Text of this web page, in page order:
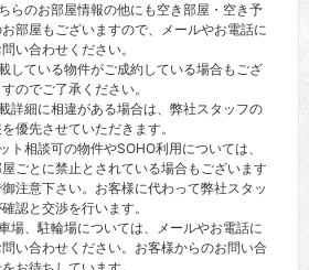
らのお部屋情報の他にも空き部屋・空き予
お部屋もございますので、メールやお電話に
い合わせください。
している物件がご成約している場合もござ
のでご了承ください。
詳細に相違がある場合は、弊社スタッフの
優先させていただきます。
ト相談可の物件やSOHO利用については、
屋ごとに禁止とされている場合もございます
注意下さい。お客様に代わって弊社スタッ
認と交渉を行います。
場、駐輪場については、メールやお電話に
い合わせください。お客様からのお問い合